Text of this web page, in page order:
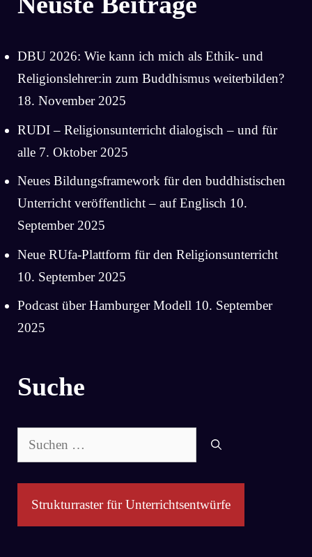
DBU 2026: Wie kann ich mich als Ethik- und
Religionslehrer:in zum Buddhismus weiterbilden?
18. November 2025
RUDI – Religionsunterricht dialogisch – und für
alle 7. Oktober 2025
Neues Bildungsframework für den buddhistischen
Unterricht veröffentlicht – auf Englisch 10.
September 2025
Neue RUfa-Plattform für den Religionsunterricht
10. September 2025
Podcast über Hamburger Modell 10. September
2025
Suche
Suchen
nach:
Strukturraster für Unterrichtsentwürfe